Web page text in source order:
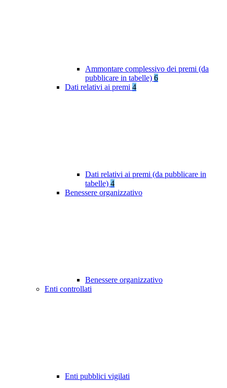
Ammontare complessivo dei premi (da
pubblicare in tabelle) 6
Dati relativi ai premi 4
Dati relativi ai premi (da pubblicare in
tabelle) 4
Benessere organizzativo
Benessere organizzativo
Enti controllati
Enti pubblici vigilati